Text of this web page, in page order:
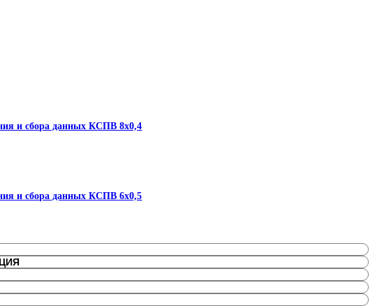
и сбора данных КСПВ 8х0,4
и сбора данных КСПВ 6х0,5